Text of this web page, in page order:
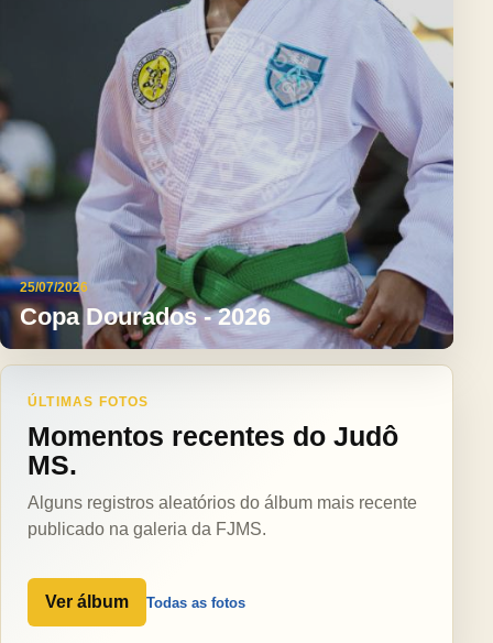
25/07/2026
Copa Dourados - 2026
ÚLTIMAS FOTOS
Momentos recentes do Judô
MS.
Alguns registros aleatórios do álbum mais recente
publicado na galeria da FJMS.
Ver álbum Todas as fotos